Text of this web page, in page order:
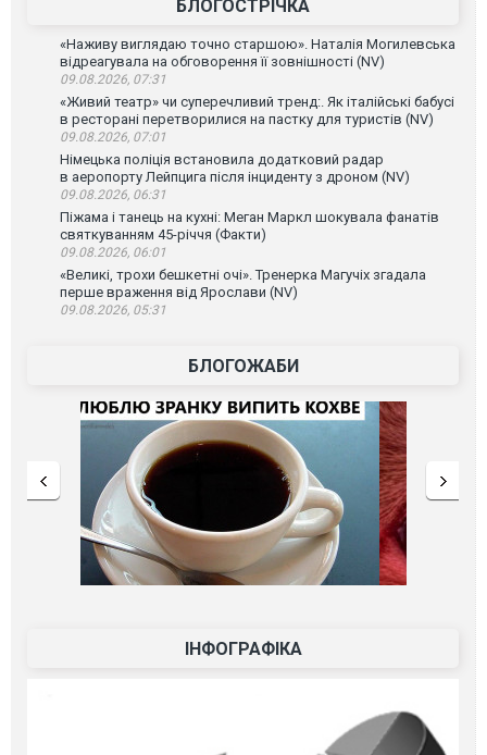
БЛОГОСТРІЧКА
«Наживу виглядаю точно старшою». Наталія Могилевська
відреагувала на обговорення її зовнішності (NV)
09.08.2026, 07:31
«Живий театр» чи суперечливий тренд:. Як італійські бабусі
в ресторані перетворилися на пастку для туристів (NV)
09.08.2026, 07:01
Німецька поліція встановила додатковий радар
в аеропорту Лейпцига після інциденту з дроном (NV)
09.08.2026, 06:31
Піжама і танець на кухні: Меган Маркл шокувала фанатів
святкуванням 45-річчя (Факти)
09.08.2026, 06:01
«Великі, трохи бешкетні очі». Тренерка Магучіх згадала
перше враження від Ярослави (NV)
09.08.2026, 05:31
БЛОГОЖАБИ
ІНФОГРАФІКА